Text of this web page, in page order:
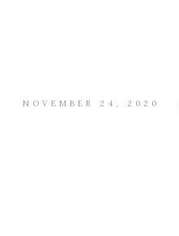
NOVEMBER 24, 2020